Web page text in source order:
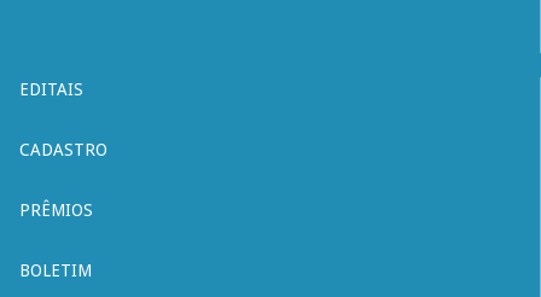
EDITAIS
CADASTRO
PRÊMIOS
BOLETIM